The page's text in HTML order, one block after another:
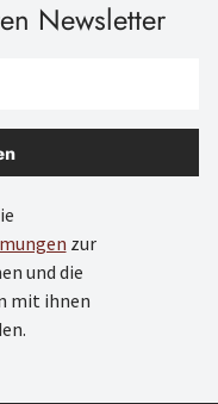
Newsletter
zur
und die
mit ihnen